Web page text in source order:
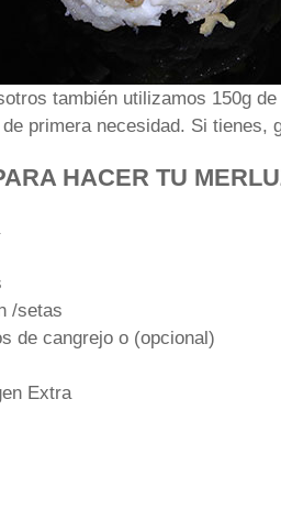
también utilizamos 150g
primera necesidad. Si tienes,
HACER TU
/setas
de cangrejo o (opcional)
Extra